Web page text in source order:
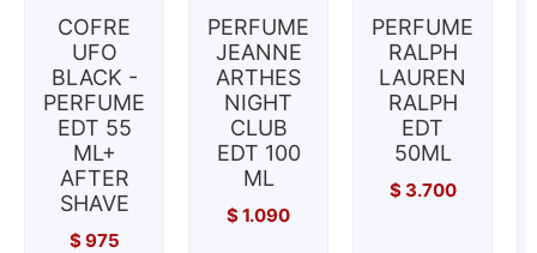
COFRE
UFO
BLACK -
PERFUME
EDT 55
ML+
AFTER
SHAVE
$975
PERFUME
JEANNE
ARTHES
NIGHT
CLUB
EDT 100
ML
$1.090
PERFUME
RALPH
LAUREN
RALPH
EDT
50ML
$3.700